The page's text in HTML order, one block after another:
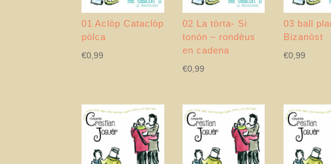
01 Aclòp Cataclòp
pòlca
€0,99
02 La tòrta- Si
tonón – rondèus
en cadena
€0,99
03 ball
Bizanòst
€0,99